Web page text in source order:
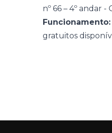
nº 66 – 4º andar
Funcionamento:
gratuitos